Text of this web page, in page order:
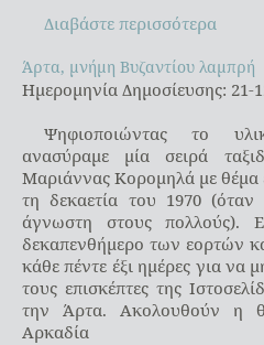
Διαβάστε περισσότερα
Άρτα, μνήμη Βυζαντίου λαμπρή
Άρτα, μνήμη Βυζαντίου λαμπρή
Ημερομηνία Δημοσίευσης: 21-
Ψηφιοποιώντας το
ανασύραμε μία σειρά
Μαριάννας Κορομηλά με θέμα
τη δεκαετία του 1970
άγνωστη στους πολλούς).
δεκαπενθήμερο των εορτών
κάθε πέντε έξι ημέρες για να
τους επισκέπτες της
την Άρτα. Ακολουθούν η
Αρκαδία